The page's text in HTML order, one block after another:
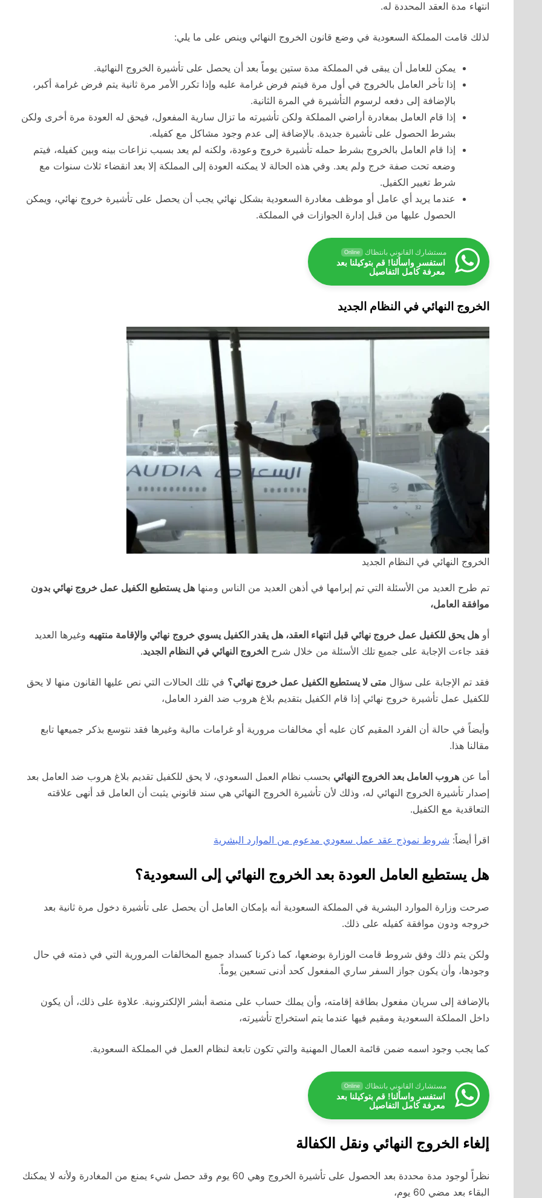
انتهاء مدة العقد المحددة له.
لذلك قامت المملكة السعودية في وضع قانون الخروج النهائي وينص على ما يلي:
يمكن للعامل أن يبقى في المملكة مدة ستين يوماً بعد أن يحصل على تأشيرة الخروج النهائية.
إذا تأخر العامل بالخروج في أول مرة فيتم فرض غرامة عليه وإذا تكرر الأمر مرة ثانية يتم فرض غرامة أكبر،
بالإضافة إلى دفعه لرسوم التأشيرة في المرة الثانية.
إذا قام العامل بمغادرة أراضي المملكة ولكن تأشيرته ما تزال سارية المفعول، فيحق له العودة مرة أخرى ولكن
بشرط الحصول على تأشيرة جديدة. بالإضافة إلى عدم وجود مشاكل مع كفيله.
إذا قام العامل بالخروج بشرط حمله تأشيرة خروج وعودة، ولكنه لم يعد بسبب نزاعات بينه وبين كفيله، فيتم
وضعه تحت صفة خرج ولم يعد. وفي هذه الحالة لا يمكنه العودة إلى المملكة إلا بعد انقضاء ثلاث سنوات مع
شرط تغيير الكفيل.
عندما يريد أي عامل أو موظف مغادرة السعودية بشكل نهائي يجب أن يحصل على تأشيرة خروج نهائي، ويمكن
الحصول عليها من قبل إدارة الجوازات في المملكة.
مستشارك القانوني بانتظاك Online
استفسر واسألنا! قم بتوكيلنا بعد
معرفة كامل التفاصيل
الخروج النهائي في النظام الجديد
الخروج النهائي في النظام الجديد
تم طرح العديد من الأسئلة التي تم إبرامها في أذهن العديد من الناس ومنها هل يستطيع الكفيل عمل خروج نهائي بدون
موافقة العامل،
أو هل يحق للكفيل عمل خروج نهائي قبل انتهاء العقد، هل يقدر الكفيل يسوي خروج نهائي والإقامة منتهيه وغيرها العديد
فقد جاءت الإجابة على جميع تلك الأسئلة من خلال شرح الخروج النهائي في النظام الجديد.
فقد تم الإجابة على سؤال متى لا يستطيع الكفيل عمل خروج نهائي؟ في تلك الحالات التي نص عليها القانون منها لا يحق
للكفيل عمل تأشيرة خروج نهائي إذا قام الكفيل بتقديم بلاغ هروب ضد الفرد العامل،
وأيضاً في حالة أن الفرد المقيم كان عليه أي مخالفات مرورية أو غرامات مالية وغيرها فقد نتوسع بذكر جميعها تابع
مقالنا هذا.
أما عن هروب العامل بعد الخروج النهائي بحسب نظام العمل السعودي، لا يحق للكفيل تقديم بلاغ هروب ضد العامل بعد
إصدار تأشيرة الخروج النهائي له، وذلك لأن تأشيرة الخروج النهائي هي سند قانوني يثبت أن العامل قد أنهى علاقته
التعاقدية مع الكفيل.
اقرأ أيضاً: شروط نموذج عقد عمل سعودي مدعوم من الموارد البشرية
هل يستطيع العامل العودة بعد الخروج النهائي إلى السعودية؟
صرحت وزارة الموارد البشرية في المملكة السعودية أنه بإمكان العامل أن يحصل على تأشيرة دخول مرة ثانية بعد
خروجه ودون موافقة كفيله على ذلك.
ولكن يتم ذلك وفق شروط قامت الوزارة بوضعها، كما ذكرنا كسداد جميع المخالفات المرورية التي في ذمته في حال
وجودها، وأن يكون جواز السفر ساري المفعول كحد أدنى تسعين يوماً.
بالإضافة إلى سريان مفعول بطاقة إقامته، وأن يملك حساب على منصة أبشر الإلكترونية. علاوة على ذلك، أن يكون
داخل المملكة السعودية ومقيم فيها عندما يتم استخراج تأشيرته،
كما يجب وجود اسمه ضمن قائمة العمال المهنية والتي تكون تابعة لنظام العمل في المملكة السعودية.
مستشارك القانوني بانتظاك Online
استفسر واسألنا! قم بتوكيلنا بعد
معرفة كامل التفاصيل
إلغاء الخروج النهائي ونقل الكفالة
نظراً لوجود مدة محددة بعد الحصول على تأشيرة الخروج وهي 60 يوم وقد حصل شيء يمنع من المغادرة ولأنه لا يمكنك
البقاء بعد مضي 60 يوم،